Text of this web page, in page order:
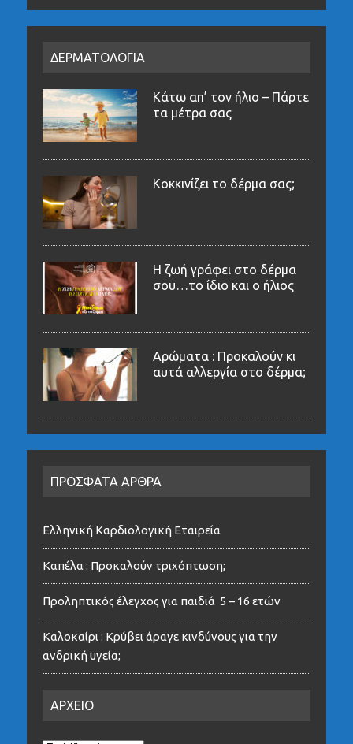
ΔΕΡΜΑΤΟΛΟΓΙΑ
Κάτω απ’ τον ήλιο – Πάρτε
τα μέτρα σας
Κοκκινίζει το δέρμα σας;
Η ζωή γράφει στο δέρμα
σου…το ίδιο και ο ήλιος
Αρώματα : Προκαλούν κι
αυτά αλλεργία στο δέρμα;
ΠΡΟΣΦΑΤΑ ΑΡΘΡΑ
Ελληνική Καρδιολογική Εταιρεία
Καπέλα : Προκαλούν τριχόπτωση;
Προληπτικός έλεγχος για παιδιά 5 – 16 ετών
Καλοκαίρι : Κρύβει άραγε κινδύνους για την
ανδρική υγεία;
ΑΡΧΕΙΟ